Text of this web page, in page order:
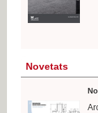
Novetats